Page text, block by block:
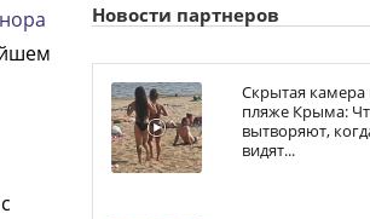
Новости партнеров
Скрытая камера
пляже Крыма:
вытворяют,
видят...